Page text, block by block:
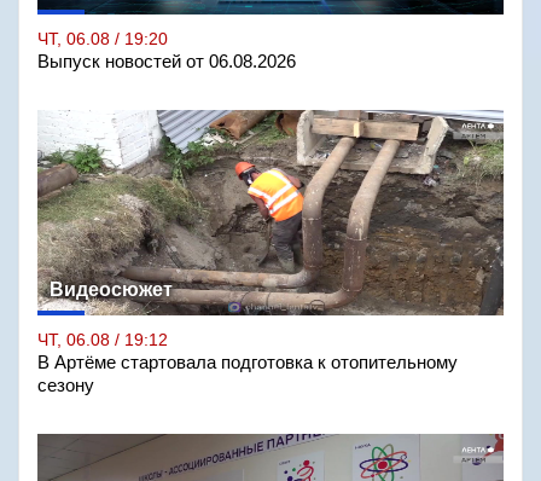
ЧТ, 06.08 / 19:20
Выпуск новостей от 06.08.2026
Видеосюжет
ЧТ, 06.08 / 19:12
В Артёме стартовала подготовка к отопительному
сезону